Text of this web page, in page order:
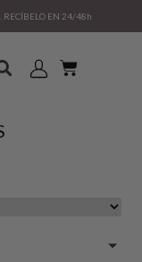
RECÍBELO EN 24/48h